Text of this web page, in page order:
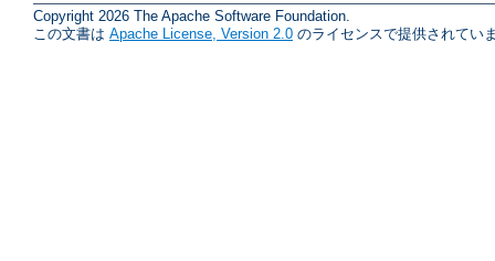
Copyright 2026 The Apache Software Foundation.
この文書は Apache License, Version 2.0 のライセンスで提供されてい